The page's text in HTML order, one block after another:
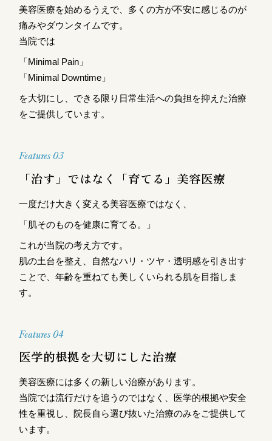
美容医療を始めるうえで、多くの方が不安に感じるのが
痛みやダウンタイムです。
当院では
「Minimal Pain」
「Minimal Downtime」
を大切にし、できる限り日常生活への負担を抑えた治療
をご提供しています。
Features 03
「治す」ではなく「育てる」美容医療
一度だけ大きく変える美容医療ではなく、
「肌そのものを健康に育てる。」
これが当院の考え方です。
肌の土台を整え、自然なハリ・ツヤ・透明感を引き出す
ことで、年齢を重ねても美しくいられる肌を目指しま
す。
Features 04
医学的根拠を大切にした治療
美容医療には多くの新しい治療があります。
当院では流行だけを追うのではなく、医学的根拠や安全
性を重視し、院長自ら選び抜いた治療のみをご提供して
います。